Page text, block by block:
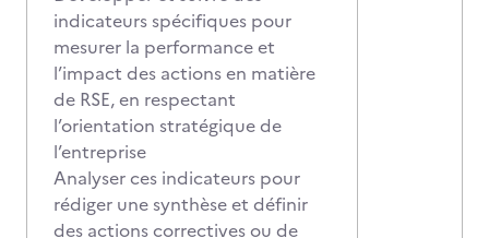
indicateurs spécifiques pour
mesurer la performance et
l’impact des actions en matière
de RSE, en respectant
l’orientation stratégique de
l’entreprise
Analyser ces indicateurs pour
rédiger une synthèse et définir
des actions correctives ou de